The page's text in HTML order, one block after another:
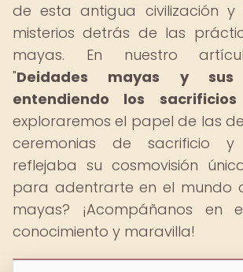
de esta antigua civilización y
misterios detrás de las
mayas. En nuestro
"Deidades mayas y sus
entendiendo los sacrificios
exploraremos el papel de las
ceremonias de sacrificio
reflejaba su cosmovisión
para adentrarte en el mundo
mayas? ¡Acompáñanos en
conocimiento y maravilla!